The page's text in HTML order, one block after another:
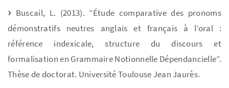
Buscail, L. (2013). “Étude comparative des pronoms
démonstratifs neutres anglais et français à l’oral :
référence indexicale, structure du discours et
formalisation en Grammaire Notionnelle Dépendancielle”.
Thèse de doctorat. Université Toulouse Jean Jaurès.